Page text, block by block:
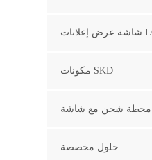
مكونات SKD
حلول مخصصة